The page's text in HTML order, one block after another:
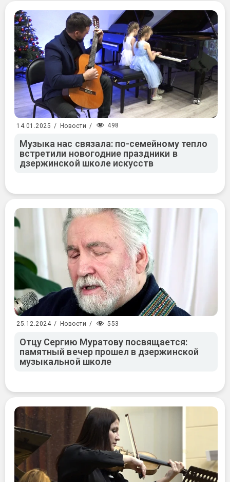
14.01.2025 / Новости / 498
Музыка нас связала: по-семейному тепло
встретили новогодние праздники в
дзержинской школе искусств
25.12.2024 / Новости / 553
Отцу Сергию Муратову посвящается:
памятный вечер прошел в дзержинской
музыкальной школе